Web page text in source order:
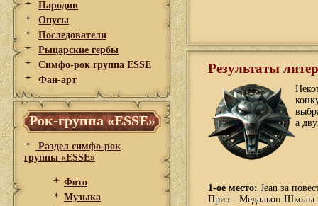
Пародии
Опусы
Последователи
Рыцарские гербы
Симфо-рок группа ESSE
Фан-арт
Рок-группа «ESSE»
Раздел симфо-рок
группы «ESSE»
Фото
Музыка
Результаты
а
1-ое место: Jean за
Приз - Медальон Школы